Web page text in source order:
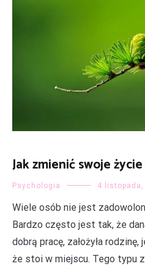
Jak zmienić swoje
Psychologia 4 listopada,
Wiele osób nie jest
Bardzo często jest tak, że
dobrą pracę, założyła
że stoi w miejscu. Tego typu